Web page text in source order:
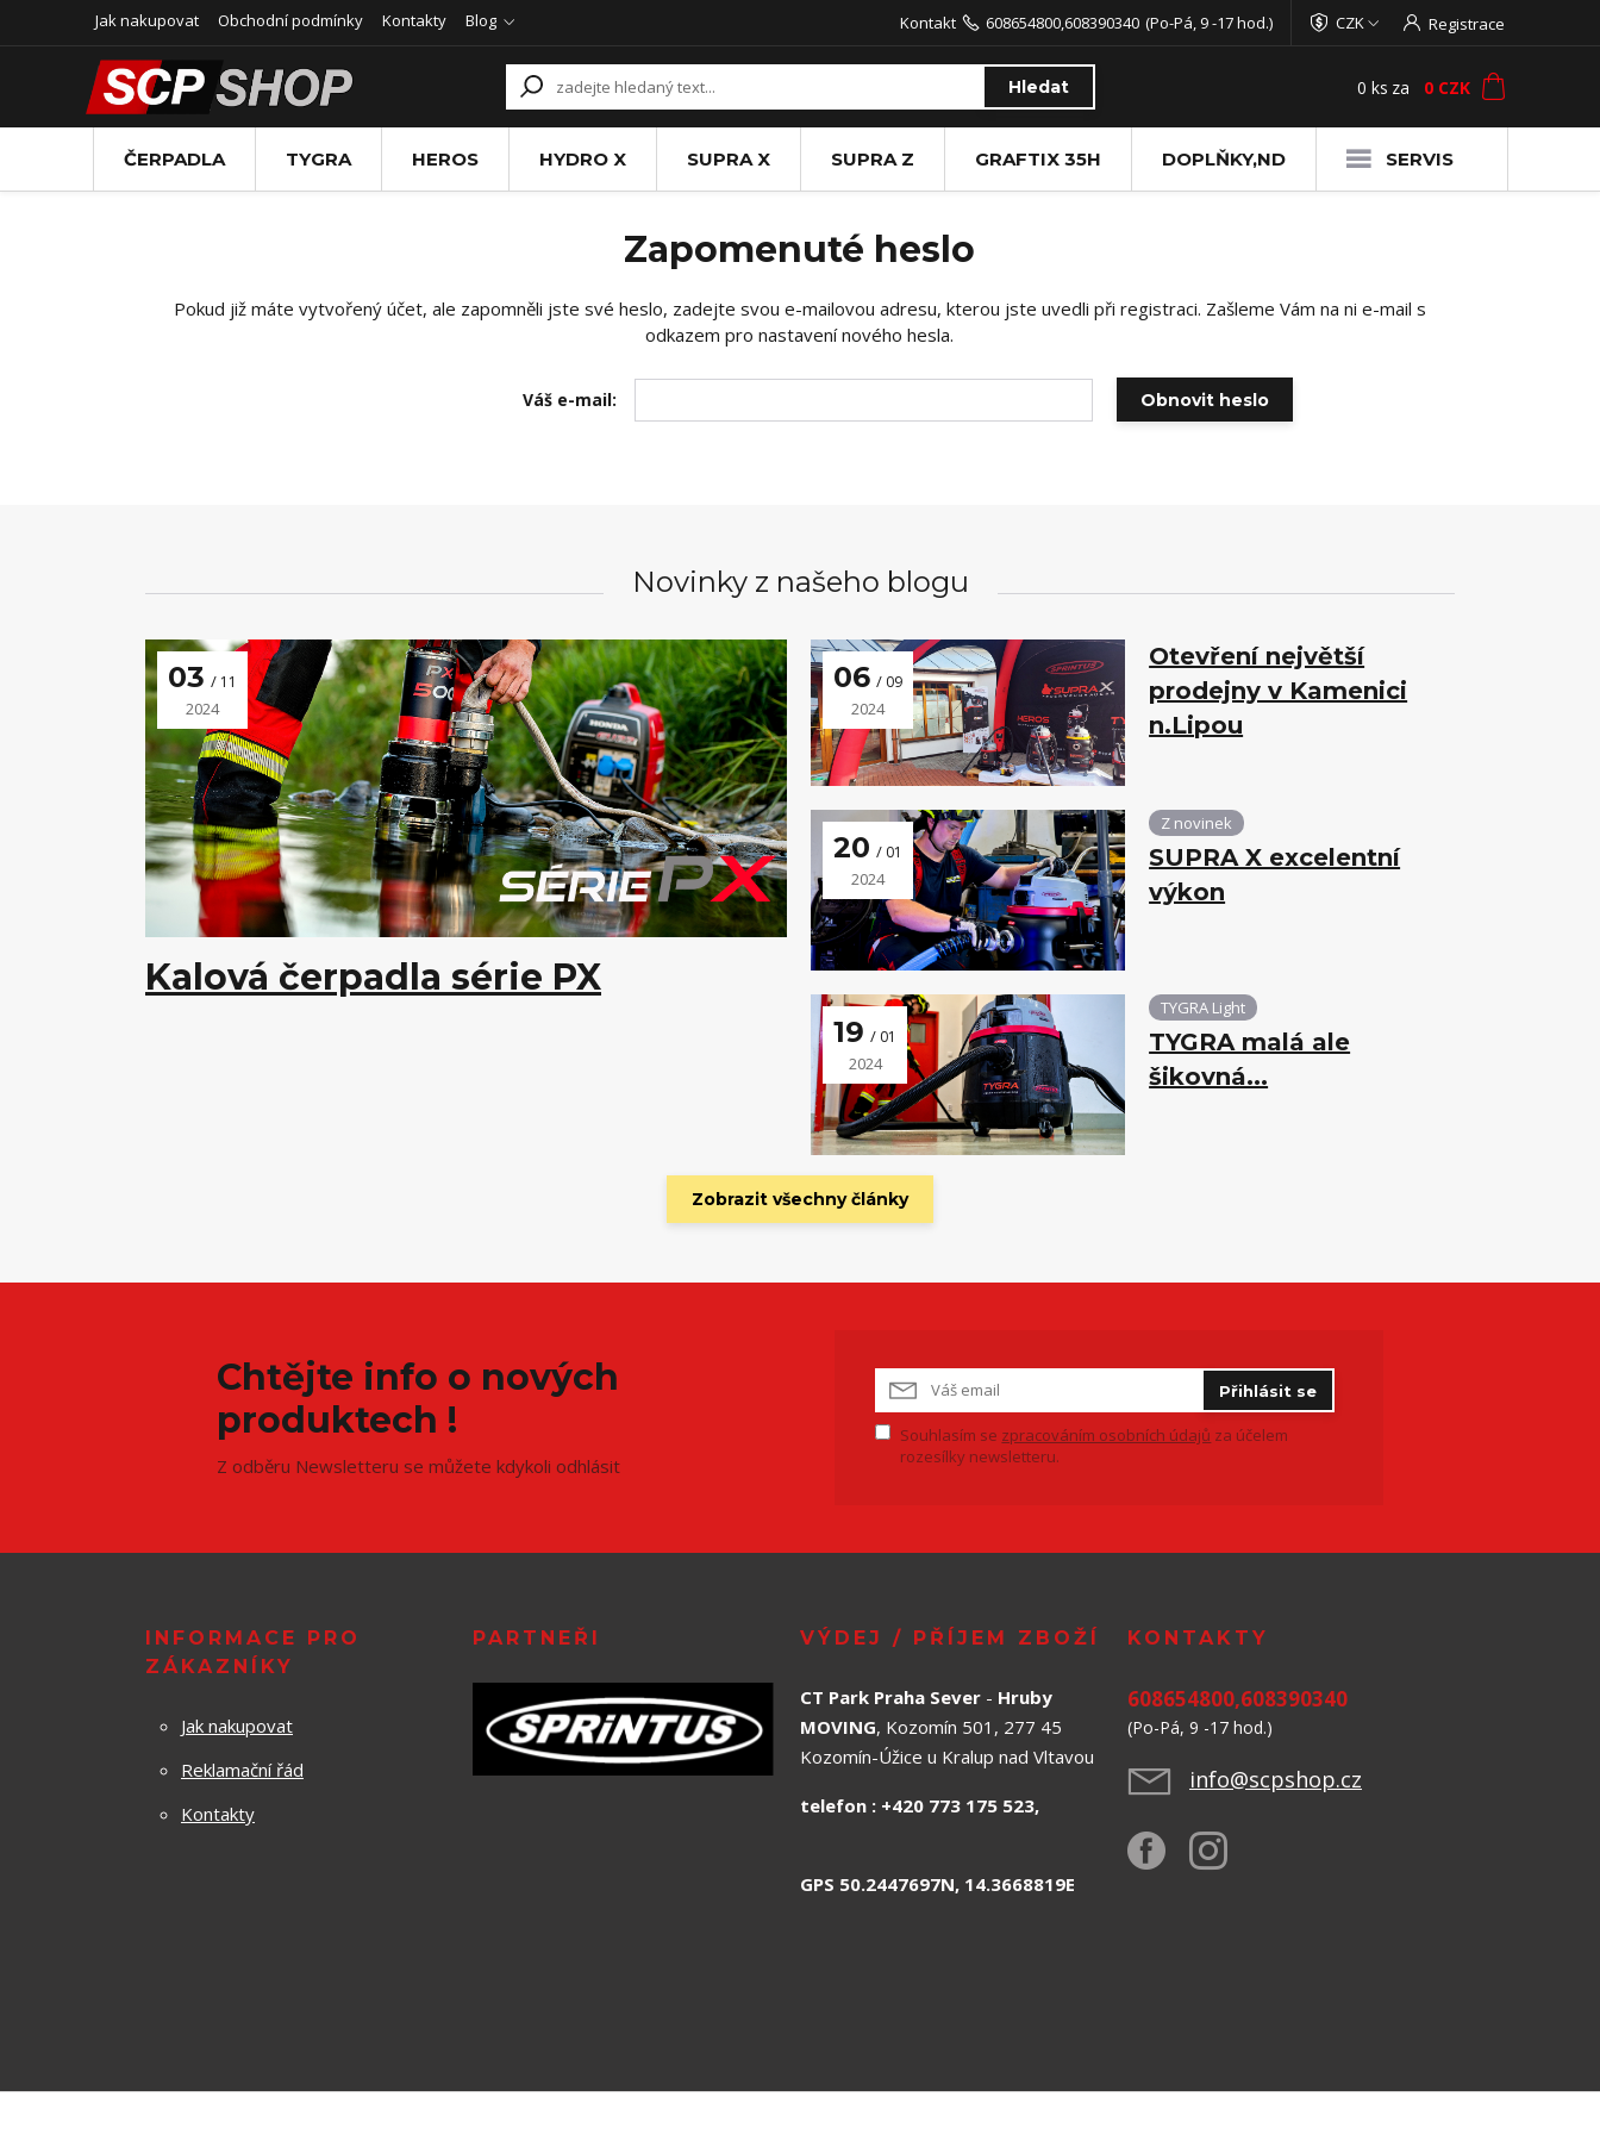
Jak nakupovat Obchodní podmínky Kontakty Blog CZK Registrace
Hledat
Kontakt 608654800,608390340 (Po-Pá, 9 -17 hod.)
0 ks za 0 CZK
ČERPADLA TYGRA HEROS HYDRO X SUPRA X SUPRA Z GRAFTIX 35H DOPLŇKY,ND SERVIS
Zapomenuté heslo
Pokud již máte vytvořený účet, ale zapomněli jste své heslo, zadejte svou e-mailovou adresu, kterou jste uvedli při registraci. Zašleme Vám na ni e-mail s
odkazem pro nastavení nového hesla.
Váš e-mail: Obnovit heslo
Novinky z našeho blogu
03 11
2024
Kalová čerpadla série PX
06 09
2024
Otevření největší
prodejny v Kamenici
n.Lipou
20 01
2024
Z novinek
SUPRA X excelentní
výkon
19 01
2024
TYGRA Light
TYGRA malá ale
šikovná...
Zobrazit všechny články
Chtějte info o nových
produktech !
Z odběru Newsletteru se můžete kdykoli odhlásit
Přihlásit se
Souhlasím se zpracováním osobních údajů za účelem
rozesílky newsletteru.
INFORMACE PRO
ZÁKAZNÍKY
Jak nakupovat
Reklamační řád
Kontakty
PARTNEŘI VÝDEJ / PŘÍJEM ZBOŽÍ
CT Park Praha Sever - Hruby
MOVING, Kozomín 501, 277 45
Kozomín-Úžice u Kralup nad Vltavou
telefon : +420 773 175 523,
GPS 50.2447697N, 14.3668819E
KONTAKTY
608654800,608390340
(Po-Pá, 9 -17 hod.)
info@scpshop.cz